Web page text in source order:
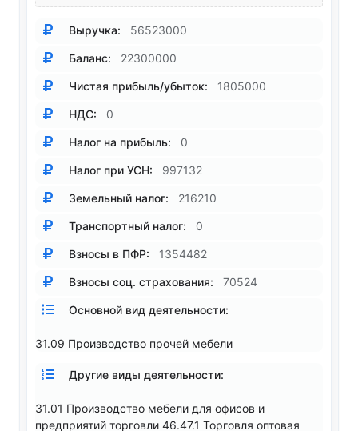
Выручка: 56523000
Баланс: 22300000
Чистая прибыль/убыток: 1805000
НДС: 0
Налог на прибыль: 0
Налог при УСН: 997132
Земельный налог: 216210
Транспортный налог: 0
Взносы в ПФР: 1354482
Взносы соц. страхования: 70524
Основной вид деятельности:
31.09 Производство прочей мебели
Другие виды деятельности:
31.01 Производство мебели для офисов и
предприятий торговли 46.47.1 Торговля оптовая